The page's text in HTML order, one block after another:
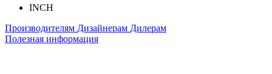
INCH
Производителям Дизайнерам Дилерам
Полезная информация